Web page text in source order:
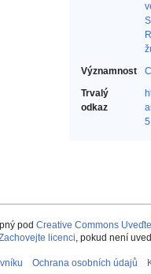
Významnost
C
Trvalý
odkaz
5
pod Creative Commons
licenci, pokud není
Ochrana osobních údajů